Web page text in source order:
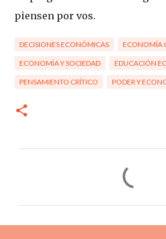
piensen por vos.
DECISIONES ECONÓMICAS ECONOMÍA
ECONOMÍA Y SOCIEDAD EDUCACIÓN
PENSAMIENTO CRÍTICO PODER Y